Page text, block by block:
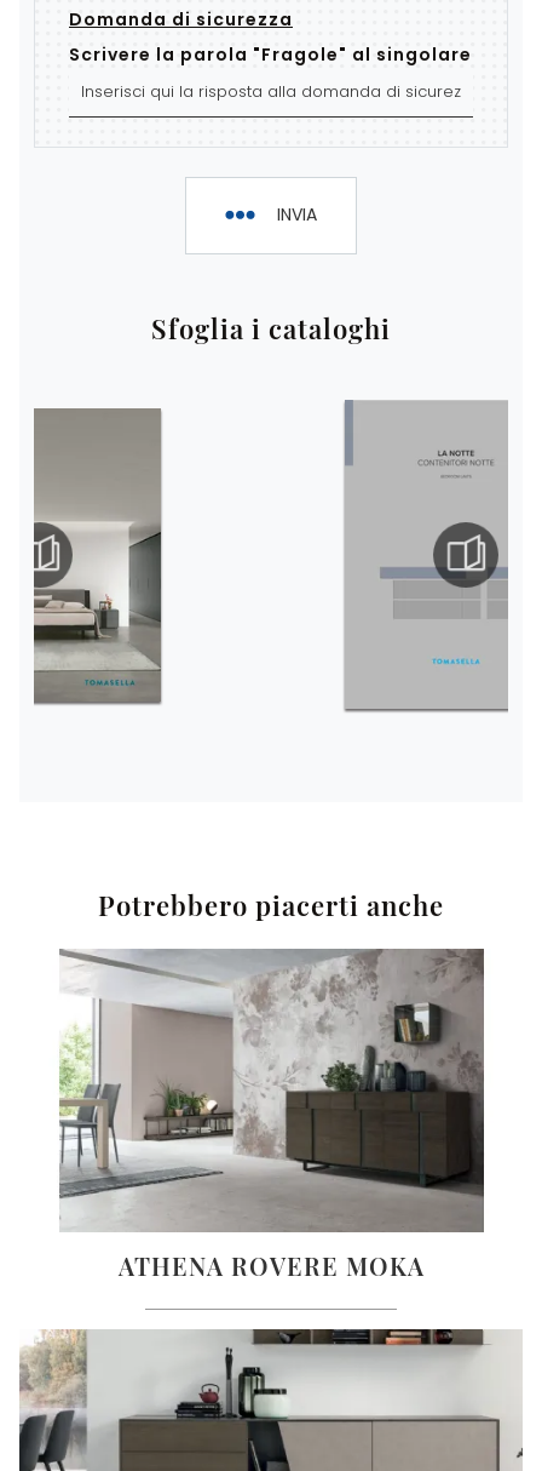
Sfoglia i cataloghi
Domanda di sicurezza
Scrivere la parola "Fragole" al singolare
INVIA
Potrebbero piacerti anche
ATHENA ROVERE MOKA